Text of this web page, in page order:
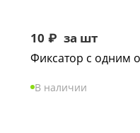
10 ₽ за шт
Фиксатор с одним
В наличии